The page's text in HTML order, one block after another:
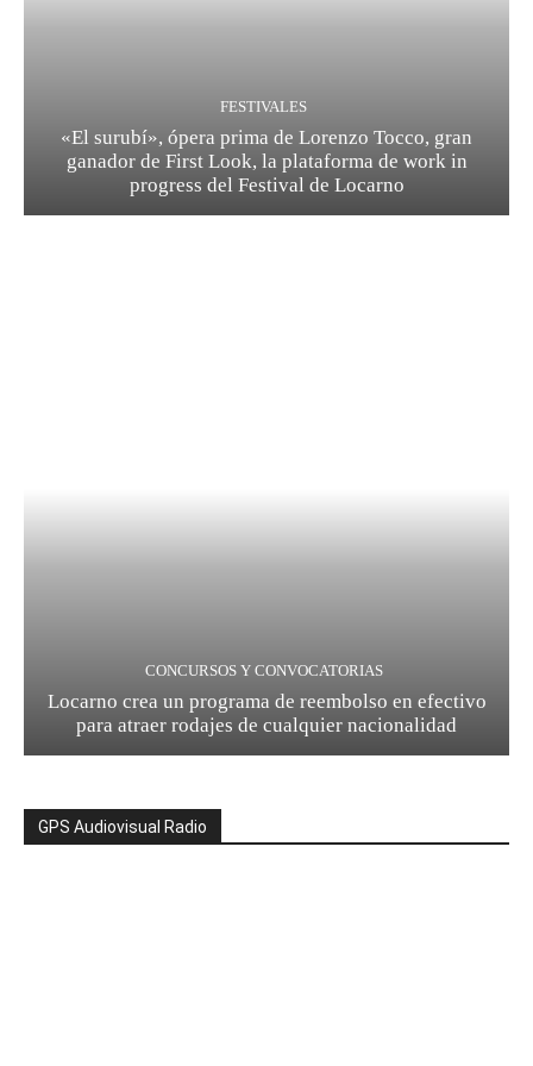
FESTIVALES
«El surubí», ópera prima de Lorenzo Tocco, gran
ganador de First Look, la plataforma de work in
progress del Festival de Locarno
CONCURSOS Y CONVOCATORIAS
Locarno crea un programa de reembolso en efectivo
para atraer rodajes de cualquier nacionalidad
GPS Audiovisual Radio